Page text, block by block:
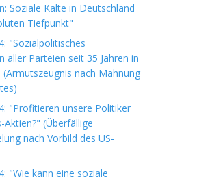
Soziale Kälte in Deutschland
Tiefpunkt"
"Sozialpolitisches
aller Parteien seit 35 Jahren in
nach Mahnung
"Profitieren unsere Politiker
Aktien?" (Überfällige
nach Vorbild des US-
"Wie kann eine soziale